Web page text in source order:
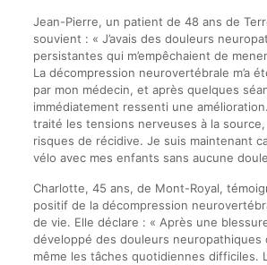
Jean-Pierre, un patient de 48 ans de
souvient : « J’avais des douleurs
persistantes qui m’empêchaient de
La décompression neurovertébrale m’a
par mon médecin, et après quelques
immédiatement ressenti une
traité les tensions nerveuses à la
risques de récidive. Je suis maintenant
vélo avec mes enfants sans aucune
Charlotte, 45 ans, de Mont-Royal,
positif de la décompression
de vie. Elle déclare : « Après une
développé des douleurs neuropathiques
même les tâches quotidiennes difficiles.